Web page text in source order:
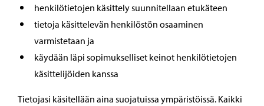
henkilötietojen käsittely suunnitellaan etukäteen
tietoja käsittelevän henkilöstön osaaminen
varmistetaan ja
käydään läpi sopimukselliset keinot henkilötietojen
käsittelijöiden kanssa
Tietojasi käsitellään aina suojatuissa ympäristöissä. Kaikki